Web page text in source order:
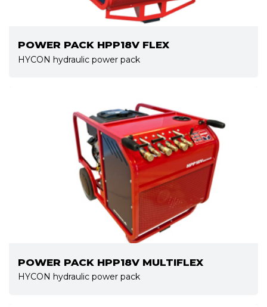
POWER PACK HPP18V FLEX
HYCON hydraulic power pack
POWER PACK HPP18V MULTIFLEX
HYCON hydraulic power pack